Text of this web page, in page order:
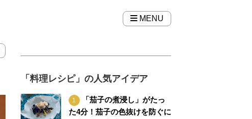
MENU
「料理レシピ」の人気アイデア
「茄子の煮浸し」がたっ
た4分！茄子の色抜けを防ぐに